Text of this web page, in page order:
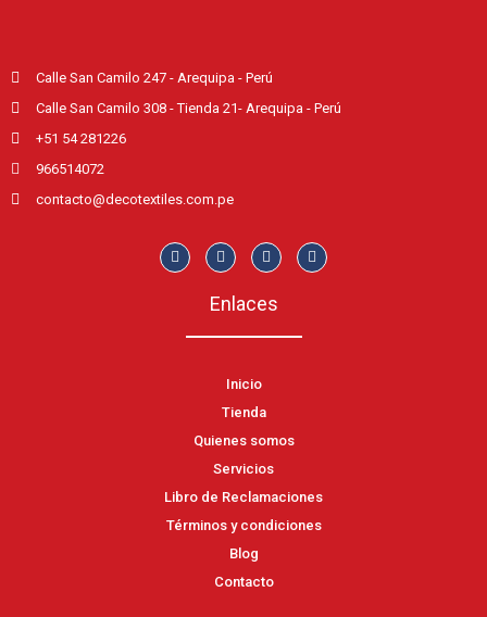
Calle San Camilo 247 - Arequipa - Perú
Calle San Camilo 308 - Tienda 21- Arequipa - Perú
+51 54 281226
966514072
contacto@decotextiles.com.pe
Enlaces
Inicio
Tienda
Quienes somos
Servicios
Libro de Reclamaciones
Términos y condiciones
Blog
Contacto